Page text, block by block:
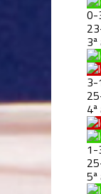
0-
23
3-
25
1-
25